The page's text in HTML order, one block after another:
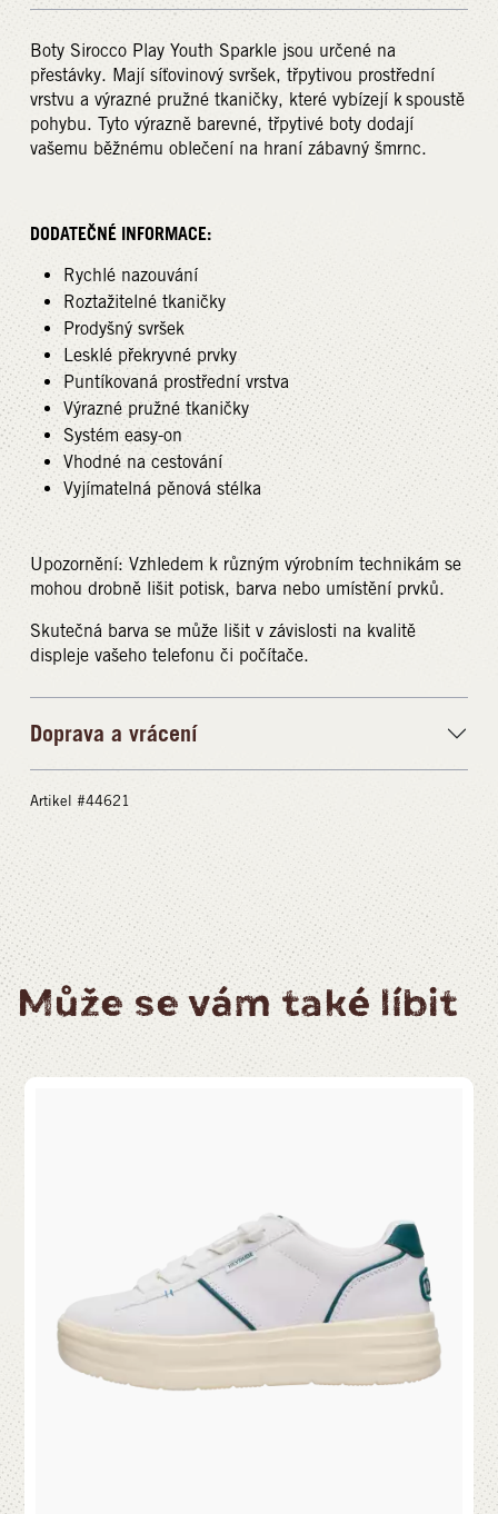
Boty Sirocco Play Youth Sparkle jsou určené na
přestávky. Mají síťovinový svršek, třpytivou prostřední
vrstvu a výrazné pružné tkaničky, které vybízejí k spoustě
pohybu. Tyto výrazně barevné, třpytivé boty dodají
vašemu běžnému oblečení na hraní zábavný šmrnc.
DODATEČNÉ INFORMACE:
Rychlé nazouvání
Roztažitelné tkaničky
Prodyšný svršek
Lesklé překryvné prvky
Puntíkovaná prostřední vrstva
Výrazné pružné tkaničky
Systém easy-on
Vhodné na cestování
Vyjímatelná pěnová stélka
Upozornění: Vzhledem k různým výrobním technikám se
mohou drobně lišit potisk, barva nebo umístění prvků.
Skutečná barva se může lišit v závislosti na kvalitě
displeje vašeho telefonu či počítače.
Doprava a vrácení
Artikel #44621
Může se vám také líbit